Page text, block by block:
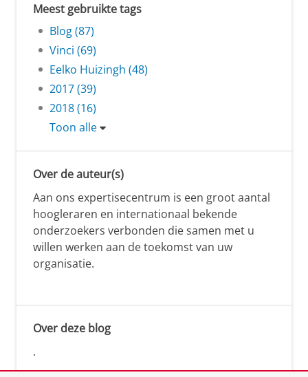
Meest gebruikte tags
Blog (87)
Vinci (69)
Eelko Huizingh (48)
2017 (39)
2018 (16)
Toon alle
Over de auteur(s)
Aan ons expertisecentrum is een groot aantal
hoogleraren en internationaal bekende
onderzoekers verbonden die samen met u
willen werken aan de toekomst van uw
organisatie.
Over deze blog
.